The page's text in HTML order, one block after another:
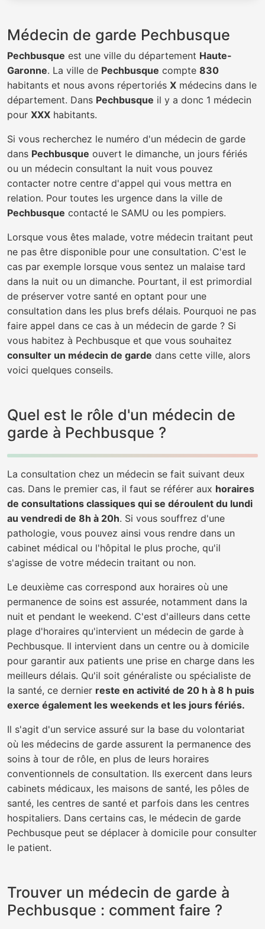
Médecin de garde Pechbusque
Pechbusque est une ville du département Haute-
Garonne. La ville de Pechbusque compte 830
habitants et nous avons répertoriés X médecins dans le
département. Dans Pechbusque il y a donc 1 médecin
pour XXX habitants.
Si vous recherchez le numéro d'un médecin de garde
dans Pechbusque ouvert le dimanche, un jours fériés
ou un médecin consultant la nuit vous pouvez
contacter notre centre d'appel qui vous mettra en
relation. Pour toutes les urgence dans la ville de
Pechbusque contacté le SAMU ou les pompiers.
Lorsque vous êtes malade, votre médecin traitant peut
ne pas être disponible pour une consultation. C'est le
cas par exemple lorsque vous sentez un malaise tard
dans la nuit ou un dimanche. Pourtant, il est primordial
de préserver votre santé en optant pour une
consultation dans les plus brefs délais. Pourquoi ne pas
faire appel dans ce cas à un médecin de garde ? Si
vous habitez à Pechbusque et que vous souhaitez
consulter un médecin de garde dans cette ville, alors
voici quelques conseils.
Quel est le rôle d'un médecin de
garde à Pechbusque ?
La consultation chez un médecin se fait suivant deux
cas. Dans le premier cas, il faut se référer aux horaires
de consultations classiques qui se déroulent du lundi
au vendredi de 8h à 20h. Si vous souffrez d'une
pathologie, vous pouvez ainsi vous rendre dans un
cabinet médical ou l'hôpital le plus proche, qu'il
s'agisse de votre médecin traitant ou non.
Le deuxième cas correspond aux horaires où une
permanence de soins est assurée, notamment dans la
nuit et pendant le weekend. C'est d'ailleurs dans cette
plage d'horaires qu'intervient un médecin de garde à
Pechbusque. Il intervient dans un centre ou à domicile
pour garantir aux patients une prise en charge dans les
meilleurs délais. Qu'il soit généraliste ou spécialiste de
la santé, ce dernier reste en activité de 20 h à 8 h puis
exerce également les weekends et les jours fériés.
Il s'agit d'un service assuré sur la base du volontariat
où les médecins de garde assurent la permanence des
soins à tour de rôle, en plus de leurs horaires
conventionnels de consultation. Ils exercent dans leurs
cabinets médicaux, les maisons de santé, les pôles de
santé, les centres de santé et parfois dans les centres
hospitaliers. Dans certains cas, le médecin de garde
Pechbusque peut se déplacer à domicile pour consulter
le patient.
Trouver un médecin de garde à
Pechbusque : comment faire ?